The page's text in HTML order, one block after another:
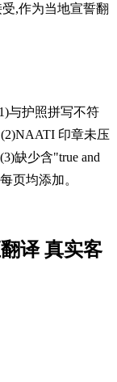
,作为当地宣誓翻
与护照拼写不符
印章未压
缺少含"true and
页均添加。
译 真实客